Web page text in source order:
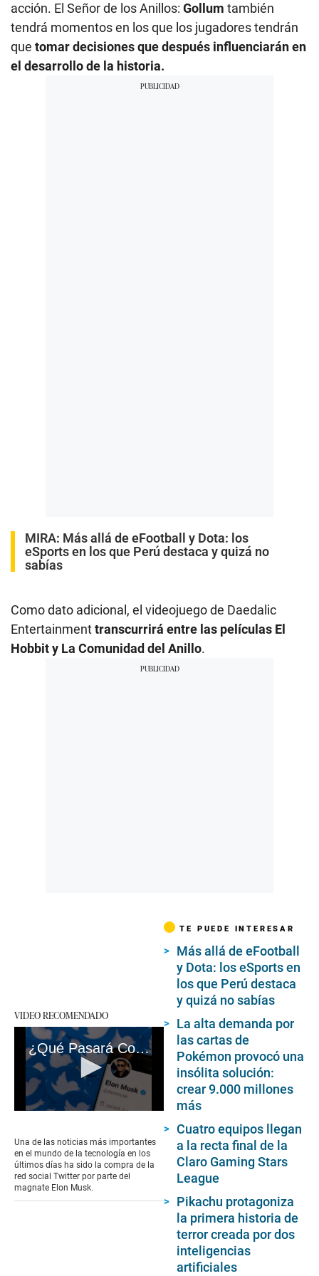
acción. El Señor de los Anillos: Gollum también
tendrá momentos en los que los jugadores tendrán
que tomar decisiones que después influenciarán en
el desarrollo de la historia.
MIRA: Más allá de eFootball y Dota: los
eSports en los que Perú destaca y quizá no
sabías
Como dato adicional, el videojuego de Daedalic
Entertainmenttranscurrirá entre las películas El
Hobbit y La Comunidad del Anillo.
VIDEO RECOMENDADO
¿Qué Pasará Con Twitter? - #VideosEC
of
3
minutes,
29
seconds
Una de las noticias más importantes
en el mundo de la tecnología en los
últimos días ha sido la compra de la
red social Twitter por parte del
magnate Elon Musk.
TE PUEDE INTERESAR
Más allá de eFootball
y Dota: los eSports en
los que Perú destaca
y quizá no sabías
La alta demanda por
las cartas de
Pokémon provocó una
insólita solución:
crear 9.000 millones
más
Cuatro equipos llegan
a la recta final de la
Claro Gaming Stars
League
Pikachu protagoniza
la primera historia de
terror creada por dos
inteligencias
artificiales